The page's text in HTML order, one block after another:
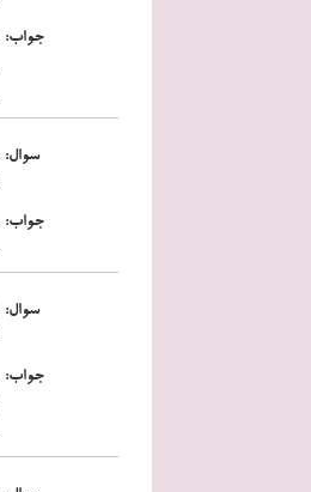
:جواب
:سوال
:جواب
:سوال
:جواب